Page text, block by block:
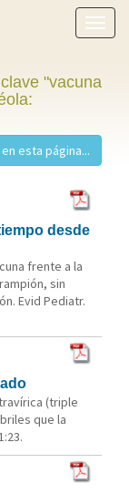
menú
"vacuna
desde
frente a la
sin
Evid Pediatr.
(triple
que la